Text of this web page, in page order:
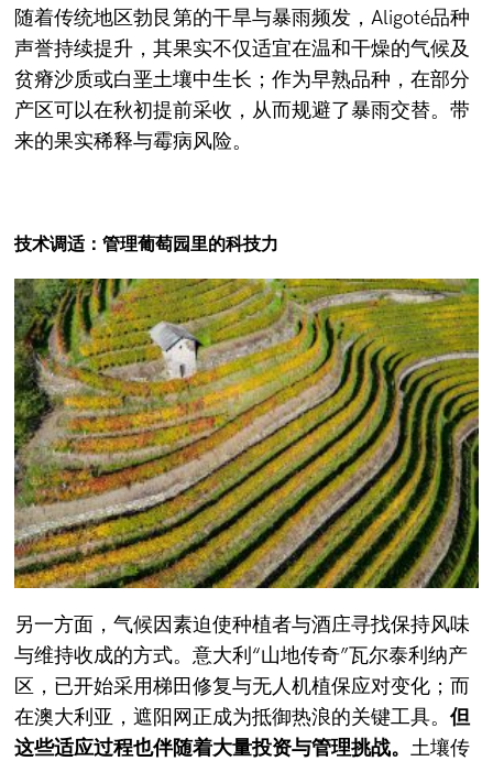
随着传统地区勃艮第的干旱与暴雨频发，Aligoté品种
声誉持续提升，其果实不仅适宜在温和干燥的气候及
贫瘠沙质或白垩土壤中生长；作为早熟品种，在部分
产区可以在秋初提前采收，从而规避了暴雨交替。带
来的果实稀释与霉病风险。
技术调适：管理葡萄园里的科技力
另一方面，气候因素迫使种植者与酒庄寻找保持风味
与维持收成的方式。意大利“山地传奇”瓦尔泰利纳产
区，已开始采用梯田修复与无人机植保应对变化；而
在澳大利亚，遮阳网正成为抵御热浪的关键工具。但
这些适应过程也伴随着大量投资与管理挑战。土壤传